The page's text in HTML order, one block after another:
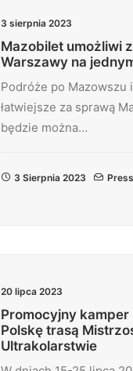
3 sierpnia 2023
Mazobilet umożliwi
Warszawy na
Podróże po Mazowszu
łatwiejsze za sprawą
będzie można…
3 Sierpnia 2023
20 lipca 2023
Promocyjny
Polskę trasą
Ultrakolarstwie